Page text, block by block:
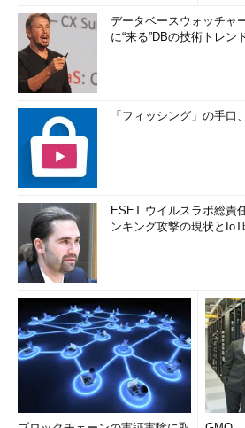
データベースウォッチャ
に“来る”DBの技術トレン
「フィッシング」の手口
ESET ウイルスラボ総責
ンキング攻撃の現状と